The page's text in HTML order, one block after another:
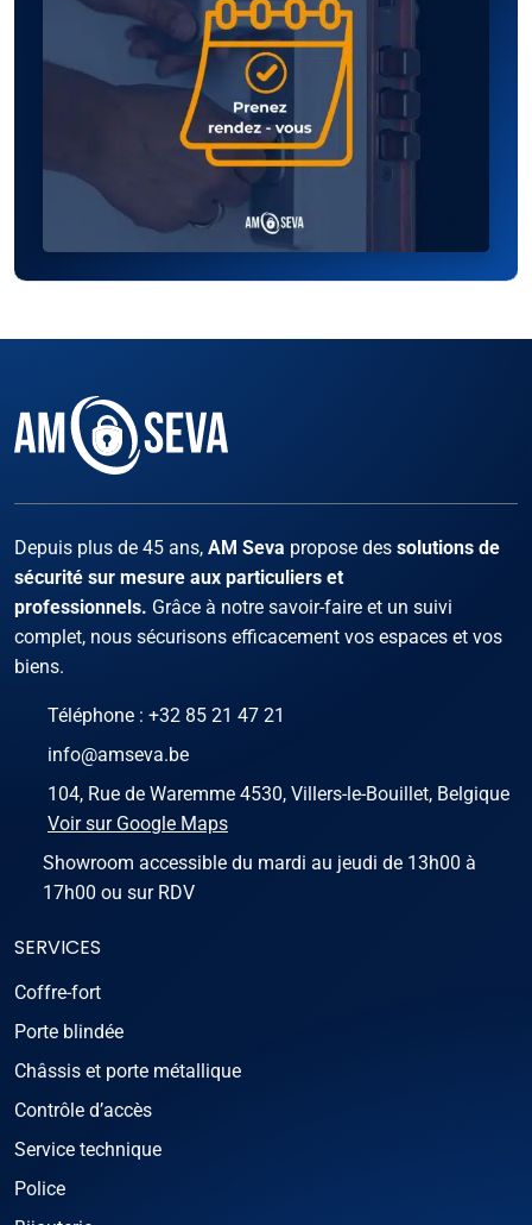
Depuis plus de 45 ans, AM Seva propose des solutions de
sécurité sur mesure aux particuliers et
professionnels. Grâce à notre savoir-faire et un suivi
complet, nous sécurisons efficacement vos espaces et vos
biens.
Téléphone : +32 85 21 47 21
info@amseva.be
104, Rue de Waremme 4530, Villers-le-Bouillet, Belgique
Voir sur Google Maps
Showroom accessible du mardi au jeudi de 13h00 à
17h00 ou sur RDV
SERVICES
Coffre-fort
Porte blindée
Châssis et porte métallique
Contrôle d’accès
Service technique
Police